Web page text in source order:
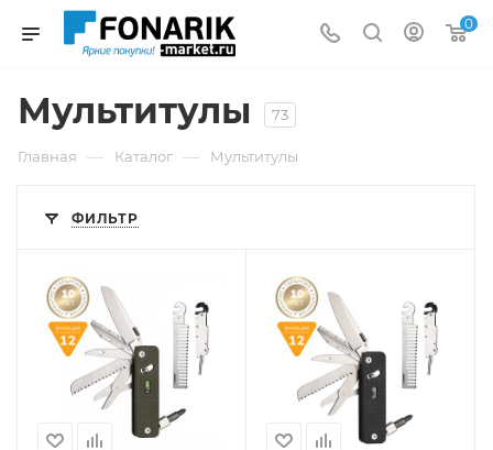
0
Мультитулы 73
Главная — Каталог — Мультитулы
ФИЛЬТР